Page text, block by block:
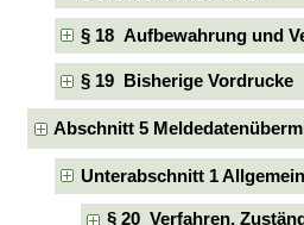
§ 18 Aufbewahrung und
§ 19 Bisherige Vordrucke
Abschnitt 5
Unterabschnitt 1
§ 20 Verfahren,